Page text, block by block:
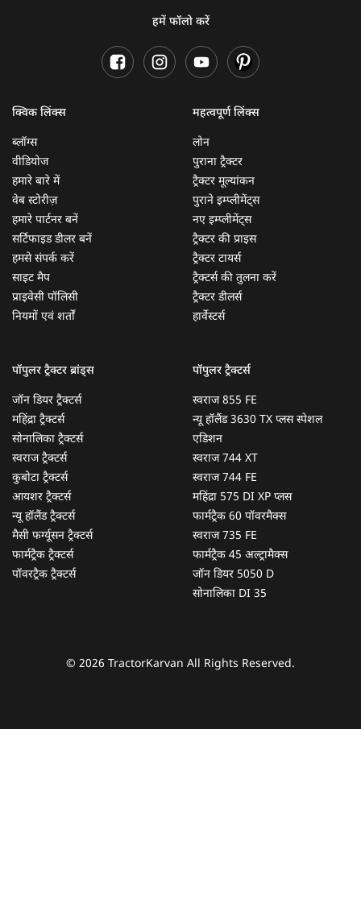
हमें फॉलो करें
क्विक लिंक्स
ब्लॉग्स
वीडियोज
हमारे बारे में
वेब स्टोरीज़
हमारे पार्टनर बनें
सर्टिफाइड डीलर बनें
हमसे संपर्क करें
साइट मैप
प्राइवेसी पॉलिसी
नियमों एवं शर्तों
महत्वपूर्ण लिंक्स
लोन
पुराना ट्रैक्टर
ट्रैक्टर मूल्यांकन
पुराने इम्प्लीमेंट्स
नए इम्प्लीमेंट्स
ट्रैक्टर की प्राइस
ट्रैक्टर टायर्स
ट्रैक्टर्स की तुलना करें
ट्रैक्टर डीलर्स
हार्वेस्टर्स
पॉपुलर ट्रैक्टर ब्रांड्स
जॉन डियर ट्रैक्टर्स
महिंद्रा ट्रैक्टर्स
सोनालिका ट्रैक्टर्स
स्वराज ट्रैक्टर्स
कुबोटा ट्रैक्टर्स
आयशर ट्रैक्टर्स
न्यू हॉलैंड ट्रैक्टर्स
मैसी फर्ग्यूसन ट्रैक्टर्स
फार्मट्रैक ट्रैक्टर्स
पॉवरट्रैक ट्रैक्टर्स
पॉपुलर ट्रैक्टर्स
स्वराज 855 FE
न्यू हॉलैंड 3630 TX प्लस स्पेशल
एडिशन
स्वराज 744 XT
स्वराज 744 FE
महिंद्रा 575 DI XP प्लस
फार्मट्रैक 60 पॉवरमैक्स
स्वराज 735 FE
फार्मट्रैक 45 अल्ट्रामैक्स
जॉन डियर 5050 D
सोनालिका DI 35
© 2026 TractorKarvan All Rights Reserved.